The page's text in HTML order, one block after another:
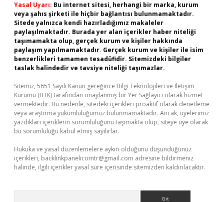
Yasal Uyarı: Bu internet sitesi, herhangi bir marka, kurum
veya şahıs şirketi ile hiçbir bağlantısı bulunmamaktadır.
Sitede yalnızca kendi hazırladığımız makaleler
paylaşılmaktadır. Burada yer alan içerikler haber niteliği
taşımamakta olup, gerçek kurum ve kişiler hakkında
paylaşım yapılmamaktadır. Gerçek kurum ve kişiler ile isim
benzerlikleri tamamen tesadüfidir. Sitemizdeki bilgiler
taslak halindedir ve tavsiye niteliği taşımazlar.
Sitemiz, 5651 Sayılı Kanun gereğince Bilgi Teknolojileri ve İletişim
Kurumu (BTK) tarafından onaylanmış bir Yer Sağlayıcı olarak hizmet
vermektedir. Bu nedenle, sitedeki içerikleri proaktif olarak denetleme
veya araştırma yükümlülüğümüz bulunmamaktadır. Ancak, üyelerimiz
yazdıkları içeriklerin sorumluluğunu taşımakta olup, siteye üye olarak
bu sorumluluğu kabul etmiş sayılırlar.
Hukuka ve yasal düzenlemelere aykırı olduğunu düşündüğünüz
içerikleri, backlinkpanelicomtr@gmail.com adresine bildirmeniz
halinde, ilgili içerikler yasal süre içerisinde sitemizden kaldırılacaktır.